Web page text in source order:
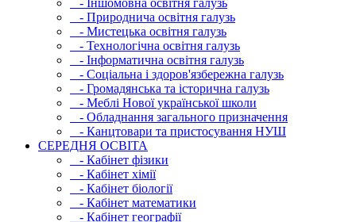
- Iншомовна освітня галузь
- Природнича освітня галузь
- Мистецька освітня галузь
- Технологічна освітня галузь
- Інфopматична освітня галузь
- Соціальна і здоров'язбережна галузь
- Громадянська та історична галузь
- Меблі Нової української школи
- Обладнання загального призначення
- Канцтовари та пристосування НУШ
СЕРЕДНЯ ОСВIТА
- Кабінет фізики
- Кабінет хімії
- Кабінет біології
- Кабінет математики
- Кабінет географії